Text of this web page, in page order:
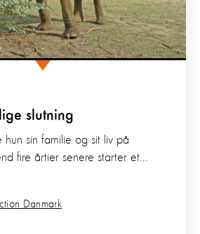
slutning
Danmark
hun sin familie og sit liv på
fire årtier senere starter et...